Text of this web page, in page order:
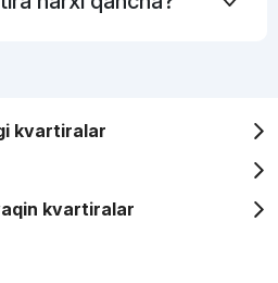
kvartiralar
kvartiralar